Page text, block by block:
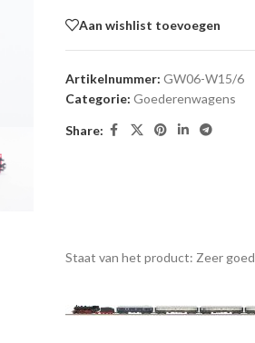
Aan wishlist toevoegen
Artikelnummer: GW06-W15/6
Categorie: Goederenwagens
Share:
Staat van het product: Zeer goed